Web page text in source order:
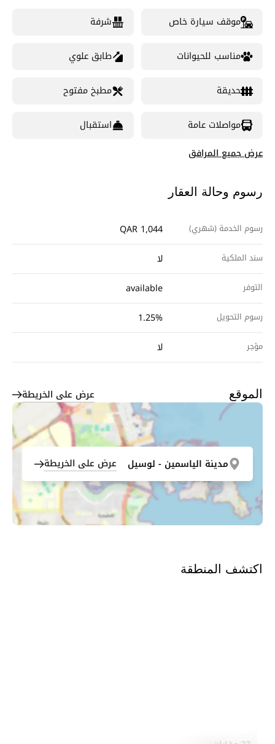
موقف سيارة خاص شرفة
مناسب للحيوانات طابق علوي
حديقة مطبخ مفتوح
مواصلات عامة
استقبال
عرض جميع المرافق
رسوم وحالة العقار
رسوم الخدمة (شهري) QAR 1,044
سند الملكية لا
التوفر available
رسوم التحويل 1.25%
مؤجر لا
الموقع عرض على الخريطة
مدينة الياسمين - لوسيل عرض على الخريطة
اكتشف المنطقة